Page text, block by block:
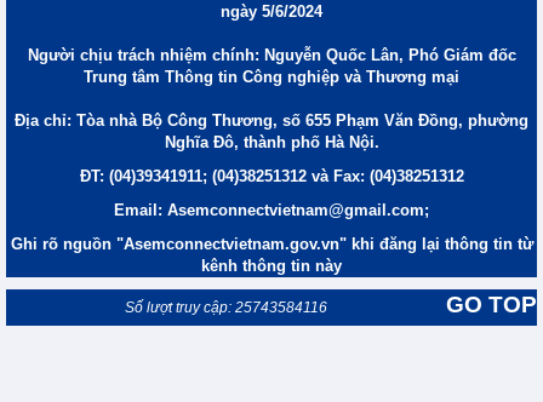
ngày 5/6/2024
Người chịu trách nhiệm chính: Nguyễn Quốc Lân, Phó Giám đốc
Trung tâm Thông tin Công nghiệp và Thương mại
Địa chỉ: Tòa nhà Bộ Công Thương, số 655 Phạm Văn Đồng, phường
Nghĩa Đô, thành phố Hà Nội.
ĐT: (04)39341911; (04)38251312 và Fax: (04)38251312
Email: Asemconnectvietnam@gmail.com;
Ghi rõ nguồn "Asemconnectvietnam.gov.vn" khi đăng lại thông tin từ
kênh thông tin này
GO TOP
Số lượt truy cập: 25743584116